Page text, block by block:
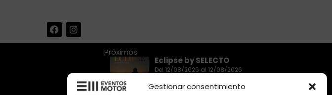
Gestionar consentimiento
F
a
c
I
n
s
g
a
Próximos
Eclipse by SELECTO
Del 12/08/2026 al 12/08/2026